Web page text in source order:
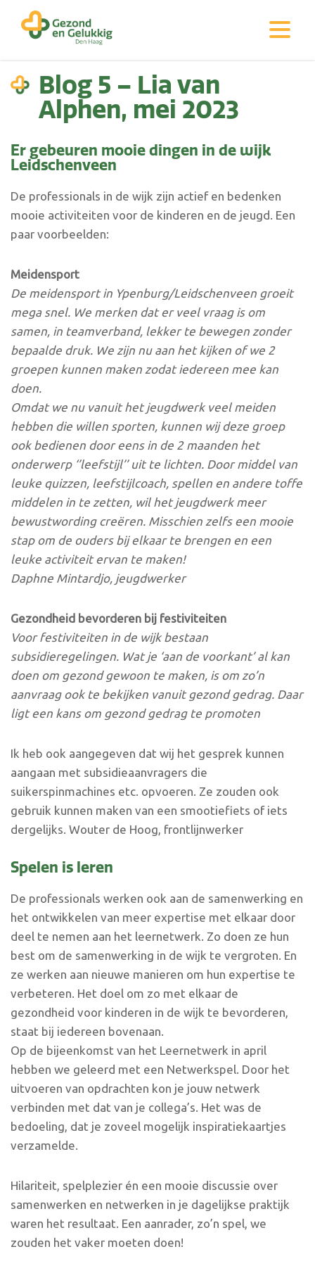
Blog 5 – Lia van
Alphen, mei 2023
Er gebeuren mooie dingen in de wijk
Leidschenveen
De professionals in de wijk zijn actief en bedenken
mooie activiteiten voor de kinderen en de jeugd. Een
paar voorbeelden:
Meidensport
De meidensport in Ypenburg/Leidschenveen groeit
mega snel. We merken dat er veel vraag is om
samen, in teamverband, lekker te bewegen zonder
bepaalde druk. We zijn nu aan het kijken of we 2
groepen kunnen maken zodat iedereen mee kan
doen.
Omdat we nu vanuit het jeugdwerk veel meiden
hebben die willen sporten, kunnen wij deze groep
ook bedienen door eens in de 2 maanden het
onderwerp ‘’leefstijl’’ uit te lichten. Door middel van
leuke quizzen, leefstijlcoach, spellen en andere toffe
middelen in te zetten, wil het jeugdwerk meer
bewustwording creëren. Misschien zelfs een mooie
stap om de ouders bij elkaar te brengen en een
leuke activiteit ervan te maken!
Daphne Mintardjo, jeugdwerker
Gezondheid bevorderen bij festiviteiten
Voor festiviteiten in de wijk bestaan
subsidieregelingen. Wat je ‘aan de voorkant’ al kan
doen om gezond gewoon te maken, is om zo’n
aanvraag ook te bekijken vanuit gezond gedrag. Daar
ligt een kans om gezond gedrag te promoten
Ik heb ook aangegeven dat wij het gesprek kunnen
aangaan met subsidieaanvragers die
suikerspinmachines etc. opvoeren. Ze zouden ook
gebruik kunnen maken van een smootiefiets of iets
dergelijks. Wouter de Hoog, frontlijnwerker
Spelen is leren
De professionals werken ook aan de samenwerking en
het ontwikkelen van meer expertise met elkaar door
deel te nemen aan het leernetwerk. Zo doen ze hun
best om de samenwerking in de wijk te vergroten. En
ze werken aan nieuwe manieren om hun expertise te
verbeteren. Het doel om zo met elkaar de
gezondheid voor kinderen in de wijk te bevorderen,
staat bij iedereen bovenaan.
Op de bijeenkomst van het Leernetwerk in april
hebben we geleerd met een Netwerkspel. Door het
uitvoeren van opdrachten kon je jouw netwerk
verbinden met dat van je collega’s. Het was de
bedoeling, dat je zoveel mogelijk inspiratiekaartjes
verzamelde.
Hilariteit, spelplezier én een mooie discussie over
samenwerken en netwerken in je dagelijkse praktijk
waren het resultaat. Een aanrader, zo’n spel, we
zouden het vaker moeten doen!